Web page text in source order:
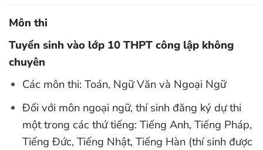
Môn thi
Tuyển sinh vào lớp 10 THPT công lập không
chuyên
Các môn thi: Toán, Ngữ Văn và Ngoại Ngữ
Đối với môn ngoại ngữ, thí sinh đăng ký dự thi
một trong các thứ tiếng: Tiếng Anh, Tiếng Pháp,
Tiếng Đức, Tiếng Nhật, Tiếng Hàn (thí sinh được